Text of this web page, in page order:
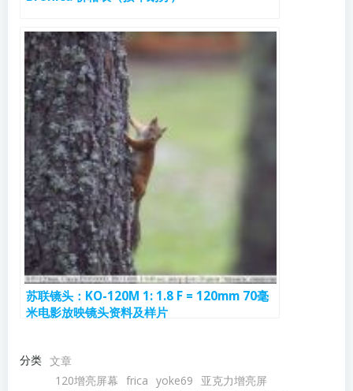
苏联镜头：KO-120M 1: 1.8 F = 120mm 70毫
米电影放映镜头资料及样片
分类 文章
120增亮屏幕 frica yoke69
亚克力增亮屏